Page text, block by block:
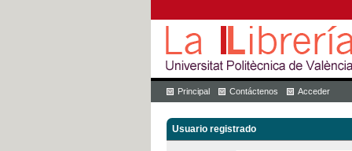
Principal Contáctenos Acceder
Usuario registrado